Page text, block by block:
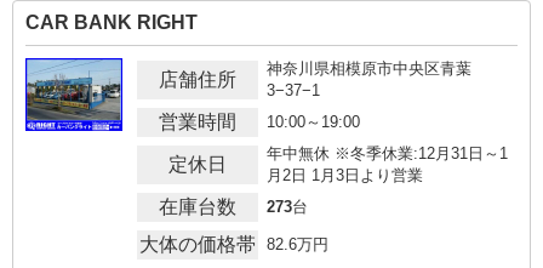
CAR BANK RIGHT
店舗住所
神奈川県相模原市中央区青葉
3−37−1
営業時間 10:00～19:00
定休日
年中無休 ※冬季休業:12月31日～1
月2日 1月3日より営業
在庫台数 273台
大体の価格帯 82.6万円